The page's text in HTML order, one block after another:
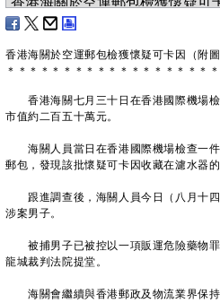
香港海關於空運郵包檢獲懷疑可卡因（附圖
＊ ＊ ＊ ＊ ＊ ＊ ＊ ＊ ＊ ＊ ＊ ＊ ＊ ＊ ＊ ＊ ＊ ＊ ＊
香港海關七月三十日在香港國際機場檢
市值約二百五十萬元。
海關人員當日在香港國際機場檢查一件
郵包，發現該批懷疑可卡因收藏在濾水器的
跟進調查後，海關人員今日（八月十四
涉案男子。
被捕男子已被控以一項販運危險藥物罪
龍城裁判法院提堂。
海關會繼續與香港郵政及物流業界保持